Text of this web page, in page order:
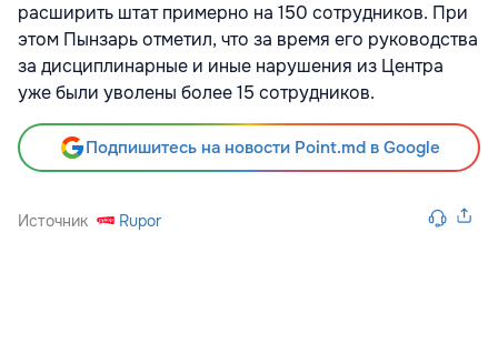
расширить штат примерно на 150 сотрудников. При
этом Пынзарь отметил, что за время его руководства
за дисциплинарные и иные нарушения из Центра
уже были уволены более 15 сотрудников.
Подпишитесь на новости Point.md в Google
Источник Rupor